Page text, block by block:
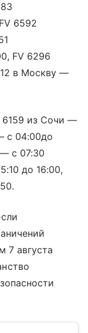
6592
FV 6296
в Москву —
6159 из Сочи —
с 04:00до
с 07:30
до 16:00,
7 августа